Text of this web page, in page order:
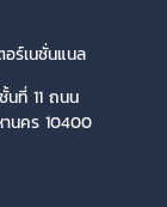
ร์เนชั่นแนล
นที่ 11 ถนน
นคร 10400